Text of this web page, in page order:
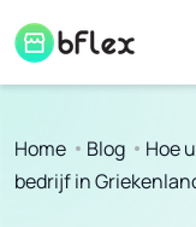
Home Blog
Hoe
bedrijf in